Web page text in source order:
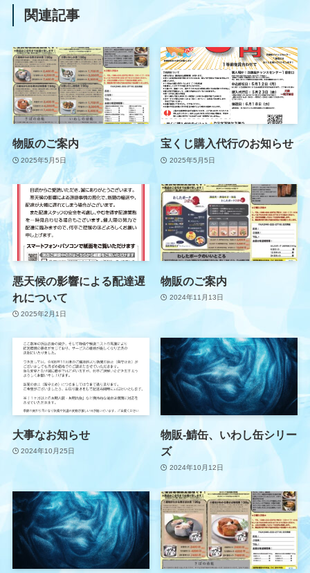
関連記事
物販のご案内
2025年5月5日
宝くじ購入代行のお知らせ
2025年5月5日
悪天候の影響による配達遅
れについて
2025年2月1日
物販のご案内
2024年11月13日
大事なお知らせ
2024年10月25日
物販-鯖缶、いわし缶シリー
ズ
2024年10月12日